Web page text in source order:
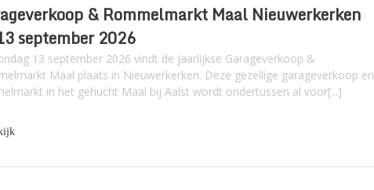
& Rommelmarkt Maal Nieuwerkerken
september 2026
13 september 2026 vindt de jaarlijkse Garageverkoop &
Maal plaats in Nieuwerkerken. Deze gezellige garageverkoop en
in het gehucht Maal bij Aalst wordt ondertussen al voor[...]